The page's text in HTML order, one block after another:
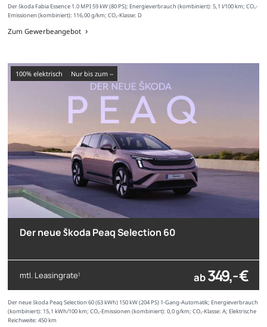
Der Škoda Fabia Essence 1.0 MPI 59 kW (80 PS); Energieverbrauch (kombiniert): 5,1 l/100 km; CO₂-
Emissionen (kombiniert): 116,00 g/km; CO₂-Klasse: D
Zum Gewerbeangebot
100% elektrisch nur bis zum --
Der neue Škoda Peaq Selection 60
mtl. Leasingrate1 ab349,- €
Der neue Škoda Peaq Selection 60 (63 kWh) 150 kW (204 PS) 1-Gang-Automatik; Energieverbrauch
(kombiniert): 15,1 kWh/100 km; CO₂-Emissionen (kombiniert): 0,0 g/km; CO₂-Klasse: A; Elektrische
Reichweite: 450 km